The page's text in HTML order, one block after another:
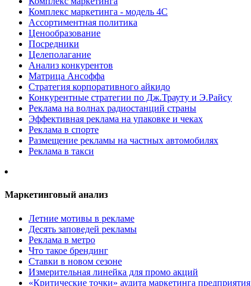
Комплекс маркетинга - модель 4С
Ассортиментная политика
Ценообразование
Посредники
Целеполагание
Анализ конкурентов
Матрица Ансоффа
Стратегия корпоративного айкидо
Конкурентные стратегии по Дж.Трауту и Э.Райсу
Реклама на волнах радиостанций страны
Эффективная реклама на упаковке и чеках
Реклама в спорте
Размещение рекламы на частных автомобилях
Реклама в такси
Маркетинговый анализ
Летние мотивы в рекламе
Десять заповедей рекламы
Реклама в метро
Что такое брендинг
Ставки в новом сезоне
Измерительная линейка для промо акций
«Критические точки» аудита маркетинга предприятия